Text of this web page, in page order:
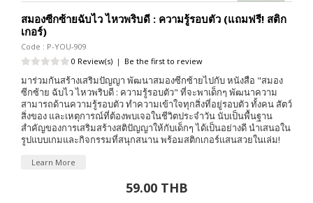
สมองซีกซ้ายฉับไว ไหวพริบดี : ความรู้รอบตัว (แถมฟรี! สติก
เกอร์)
Code : P-YOU-909
0 Review(s) | Be the first to review
มาร่วมกันสร้างเสริมปัญญา พัฒนาสมองซีกซ้ายไปกับ หนังสือ "สมอง
ซีกซ้าย ฉับไว ไหวพริบดี : ความรู้รอบตัว" ที่จะพาเด็กๆ พัฒนาความ
สามารถด้านความรู้รอบตัว ทำความเข้าใจทุกสิ่งที่อยู่รอบตัว ทั้งคน สัตว์
สิ่งของ และเหตุการณ์ที่ต้องพบเจอในชีวิตประจำวัน นับเป็นพื้นฐาน
สำคัญของการเสริมสร้างสติปัญญาให้กับเด็กๆ ได้เป็นอย่างดี นำเสนอใน
รูปแบบเกมและกิจกรรมที่สนุกสนาน พร้อมสติกเกอร์แสนสวยในเล่ม!
Learn More
59.00 THB